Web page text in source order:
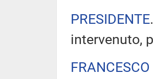
PRESIDENTE
intervenuto,